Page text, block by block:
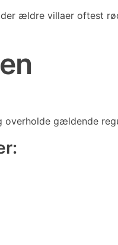
ældre villaer oftest
overholde gældende